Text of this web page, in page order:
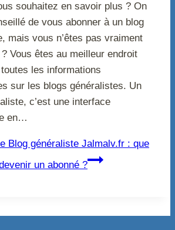
souhaitez en savoir plus ? On
de vous abonner à un blog
mais vous n’êtes pas vraiment
Vous êtes au meilleur endroit
les informations
sur les blogs généralistes. Un
c’est une interface
en…
Blog généraliste Jalmalv.fr : que
un abonné ?